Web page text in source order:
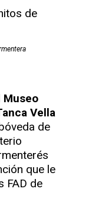
Museo
Vella
de
que le
FAD de